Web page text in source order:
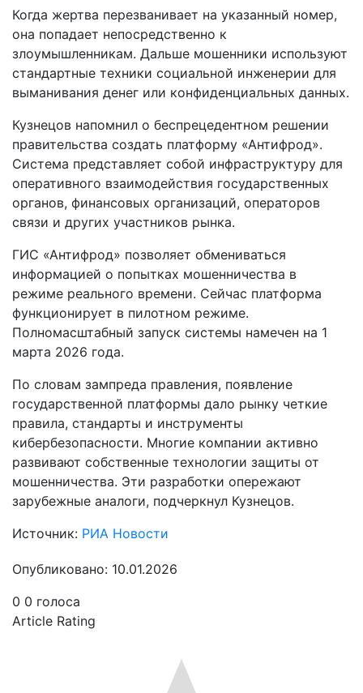
Когда жертва перезванивает на указанный номер,
она попадает непосредственно к
злоумышленникам. Дальше мошенники используют
стандартные техники социальной инженерии для
выманивания денег или конфиденциальных данных.
Кузнецов напомнил о беспрецедентном решении
правительства создать платформу «Антифрод».
Система представляет собой инфраструктуру для
оперативного взаимодействия государственных
органов, финансовых организаций, операторов
связи и других участников рынка.
ГИС «Антифрод» позволяет обмениваться
информацией о попытках мошенничества в
режиме реального времени. Сейчас платформа
функционирует в пилотном режиме.
Полномасштабный запуск системы намечен на 1
марта 2026 года.
По словам зампреда правления, появление
государственной платформы дало рынку четкие
правила, стандарты и инструменты
кибербезопасности. Многие компании активно
развивают собственные технологии защиты от
мошенничества. Эти разработки опережают
зарубежные аналоги, подчеркнул Кузнецов.
Источник: РИА Новости
Опубликовано: 10.01.2026
0 0 голоса
Article Rating